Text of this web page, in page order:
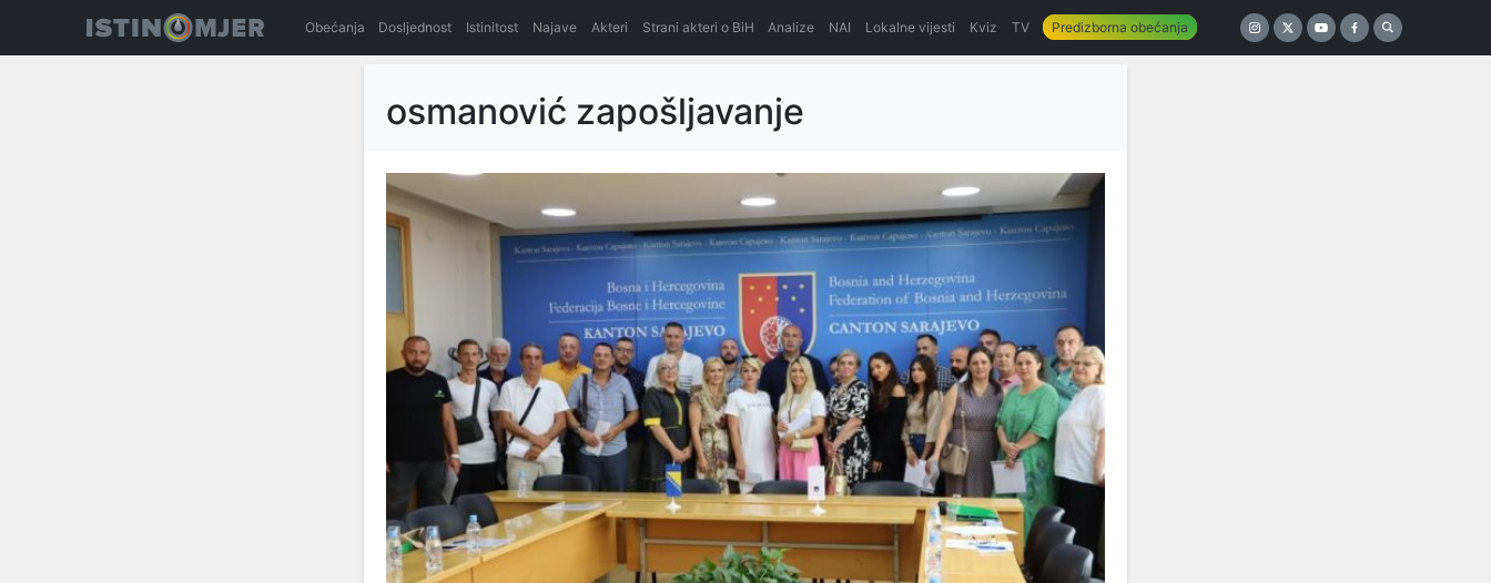
Obećanja Dosljednost Istinitost Najave Akteri Strani akteri o BiH Analize NAI Lokalne vijesti Kviz TV Predizborna obećanja
osmanović zapošljavanje